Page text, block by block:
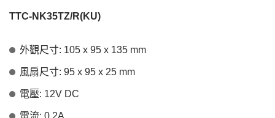
TTC-NK35TZ/R(KU)
外觀尺寸: 105 x 95 x 135 mm
風扇尺寸: 95 x 95 x 25 mm
電壓: 12V DC